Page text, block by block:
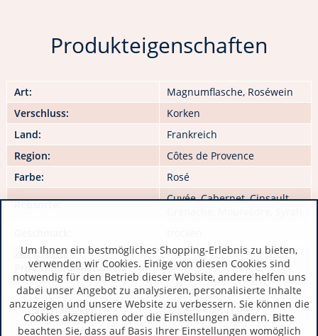
Produkteigenschaften
Art:
Magnumflasche, Roséwein
Verschluss:
Korken
Land:
Frankreich
Region:
Côtes de Provence
Farbe:
Rosé
Rebsorte:
Cuvée, Cabernet, Cinsault,
Zusätzliche
Produktinformationen:
Jahrgang:
2023
Lagerfähigkeit:
Lagerfähig bis 2027
Alkoholgehalt:
0,00
Um Ihnen ein bestmögliches Shopping-Erlebnis zu bieten,
verwenden wir Cookies. Einige von diesen Cookies sind
notwendig für den Betrieb dieser Website, andere helfen uns
dabei unser Angebot zu analysieren, personalisierte Inhalte
anzuzeigen und unsere Website zu verbessern. Sie können die
Cookies akzeptieren oder die Einstellungen ändern. Bitte
beachten Sie, dass auf Basis Ihrer Einstellungen womöglich